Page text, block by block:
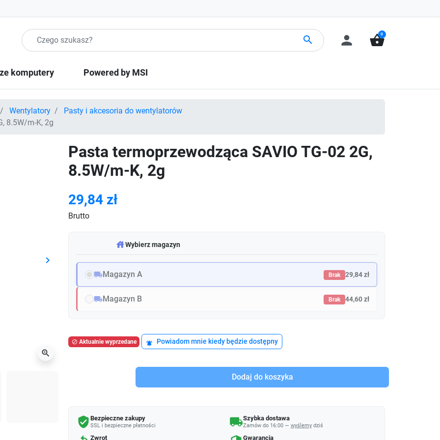
Szukaj produktow search person shopping_basket
0
komputery Powered by MSI
Wentylatory
Pasty i akcesoria do wentylatorów
8.5W/m-K, 2g
Następny
keyboard_arrow_right
zoom_in
Pasta termoprzewodząca SAVIO TG-02 2G,
8.5W/m-K, 2g
29,84 zł
Brutto
warehouseWybierz magazyn
local_shippingMagazyn A Brak 29,84 zł
local_shippingMagazyn B Brak 44,60 zł
 Aktualnie wyprzedane notifications_active Powiadom mnie kiedy będzie dostępny
Dodaj do koszyka
verified_user Bezpieczne zakupy
SSL i bezpieczne płatności local_shippingSzybka dostawa
Zamów do 16:00 — wyślemydziś
Zwrot Gwarancja